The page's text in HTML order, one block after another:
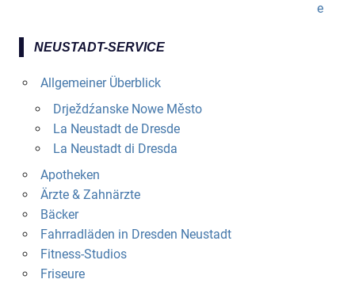
NEUSTADT-SERVICE
Allgemeiner Überblick
Drježdźanske Nowe Město
La Neustadt de Dresde
La Neustadt di Dresda
Apotheken
Ärzte & Zahnärzte
Bäcker
Fahrradläden in Dresden Neustadt
Fitness-Studios
Friseure